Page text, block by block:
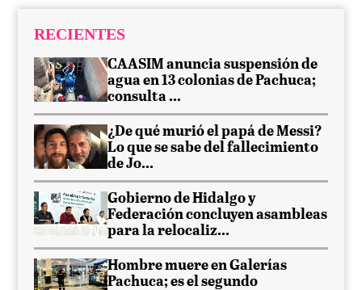
RECIENTES
CAASIM anuncia suspensión de
agua en 13 colonias de Pachuca;
consulta ...
¿De qué murió el papá de Messi?
Lo que se sabe del fallecimiento
de Jo...
Gobierno de Hidalgo y
Federación concluyen asambleas
para la relocaliz...
Hombre muere en Galerías
Pachuca; es el segundo